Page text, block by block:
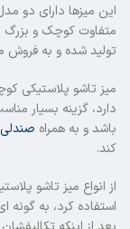
این میزها دارای دو
متفاوت کوچک و بزرگ
تولید شده و به فروش
میز تاشو پلاستیکی
دارد، گزینه بسیار
باشد و به همراه
کند.
از انواع میز تاشو
استفاده کرد، به گونه